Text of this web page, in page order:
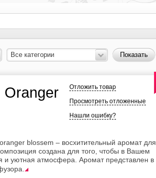
Все категории Показать
Отложить товар
Просмотреть отложенные
Нашли ошибку?
Oranger
blossem – восхитительный аромат для
создана для того, чтобы в Вашем
и уютная атмосфера. Аромат представлен в